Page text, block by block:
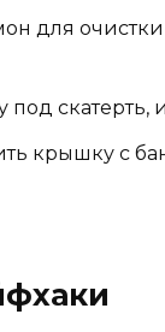
для
под скатерть,
крышку с